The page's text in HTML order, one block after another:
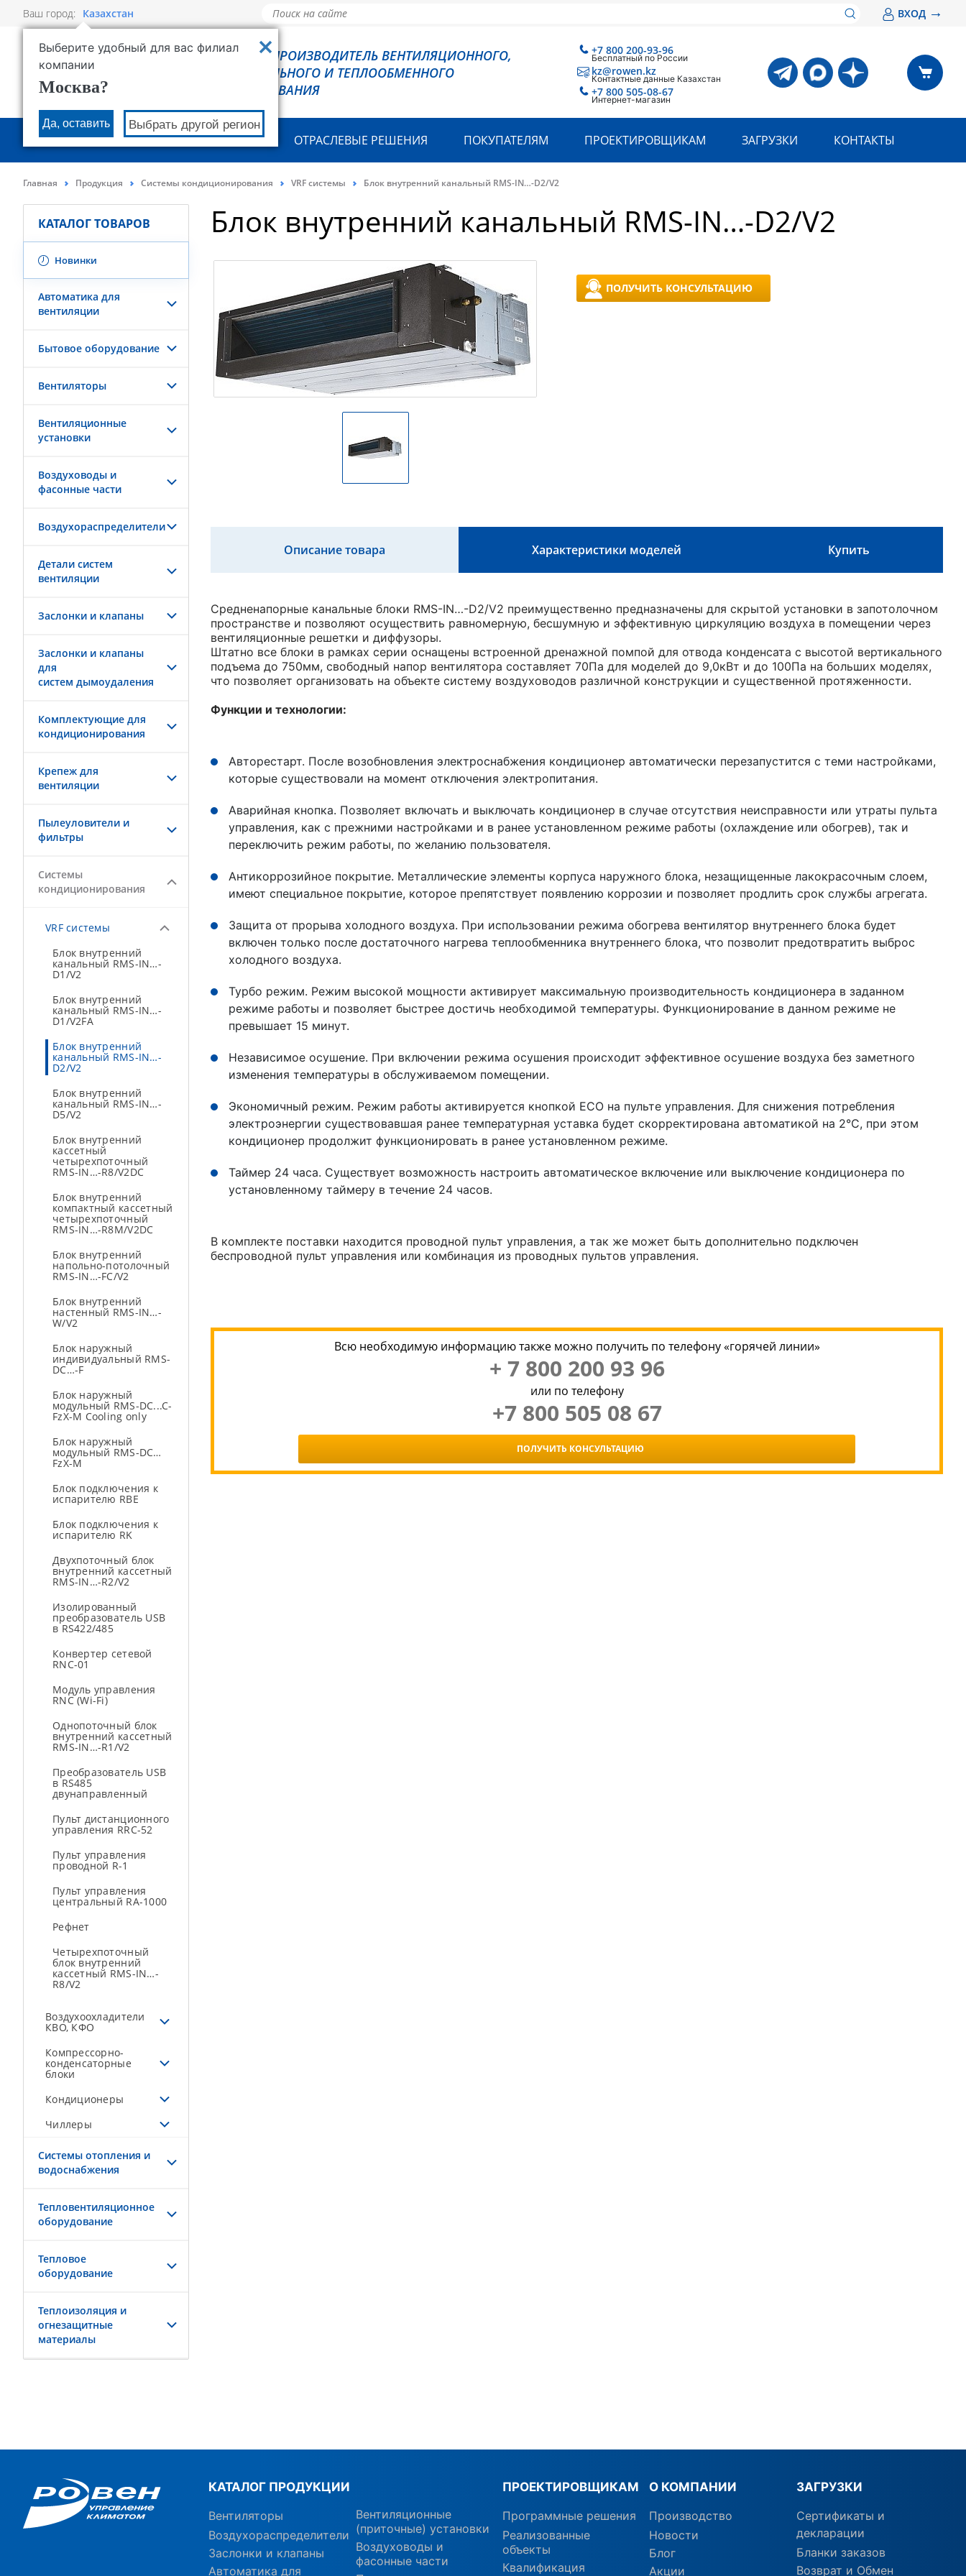
Ваш город: Казахстан
Выберите удобный для вас филиал
компании
Москва?
Да, оставить Выбрать другой регион
ВХОД →
РОВЕН - ПРОИЗВОДИТЕЛЬ ВЕНТИЛЯЦИОННОГО,
ХОЛОДИЛЬНОГО И ТЕПЛООБМЕННОГО
ОБОРУДОВАНИЯ
+7 800 200-93-96
Бесплатный по России
+7 800 505-08-67
Интернет-магазин
kz@rowen.kz
Контактные данные Казахстан
О КОМПАНИИ ПРОДУКЦИЯ ОТРАСЛЕВЫЕ РЕШЕНИЯ ПОКУПАТЕЛЯМ ПРОЕКТИРОВЩИКАМ ЗАГРУЗКИ КОНТАКТЫ
Главная Продукция Системы кондиционирования VRF системы Блок внутренний канальный RMS-IN…-D2/V2
КАТАЛОГ ТОВАРОВ
Новинки
Автоматика для
вентиляции
Бытовое оборудование
Вентиляторы
Вентиляционные
установки
Воздуховоды и
фасонные части
Воздухораспределители
Детали систем
вентиляции
Заслонки и клапаны
Заслонки и клапаны
для
систем дымоудаления
Комплектующие для
кондиционирования
Крепеж для
вентиляции
Пылеуловители и
фильтры
Системы
кондиционирования
VRF системы
Блок внутренний
канальный RMS-IN…-
D1/V2
Блок внутренний
канальный RMS-IN…-
D1/V2FA
Блок внутренний
канальный RMS-IN…-
D2/V2
Блок внутренний
канальный RMS-IN…-
D5/V2
Блок внутренний
кассетный
четырехпоточный
RMS-IN…-R8/V2DC
Блок внутренний
компактный кассетный
четырехпоточный
RMS-IN…-R8М/V2DC
Блок внутренний
напольно-потолочный
RMS-IN…-FC/V2
Блок внутренний
настенный RMS-IN…-
W/V2
Блок наружный
индивидуальный RMS-
DC…-F
Блок наружный
модульный RMS-DC...C-
FzX-M Cooling only
Блок наружный
модульный RMS-DC…
FzX-M
Блок подключения к
испарителю RBE
Блок подключения к
испарителю RK
Двухпоточный блок
внутренний кассетный
RMS-IN…-R2/V2
Изолированный
преобразователь USB
в RS422/485
Конвертер сетевой
RNC-01
Модуль управления
RNC (Wi-Fi)
Однопоточный блок
внутренний кассетный
RMS-IN…-R1/V2
Преобразователь USB
в RS485
двунаправленный
Пульт дистанционного
управления RRC-52
Пульт управления
проводной R-1
Пульт управления
центральный RA-1000
Рефнет
Четырехпоточный
блок внутренний
кассетный RMS-IN…-
R8/V2
Воздухоохладители
КВО, КФО
Компрессорно-
конденсаторные
блоки
Кондиционеры
Чиллеры
Системы отопления и
водоснабжения
Тепловентиляционное
оборудование
Тепловое
оборудование
Теплоизоляция и
огнезащитные
материалы
Блок внутренний канальный RMS-IN…-D2/V2
ПОЛУЧИТЬ КОНСУЛЬТАЦИЮ
Описание товара Характеристики моделей Купить
Средненапорные канальные блоки RMS-IN…-D2/V2 преимущественно предназначены для скрытой установки в запотолочном
пространстве и позволяют осуществить равномерную, бесшумную и эффективную циркуляцию воздуха в помещении через
вентиляционные решетки и диффузоры.
Штатно все блоки в рамках серии оснащены встроенной дренажной помпой для отвода конденсата с высотой вертикального
подъема до 750мм, свободный напор вентилятора составляет 70Па для моделей до 9,0кВт и до 100Па на больших моделях,
что позволяет организовать на объекте систему воздуховодов различной конструкции и существенной протяженности.
Функции и технологии:
Авторестарт. После возобновления электроснабжения кондиционер автоматически перезапустится с теми настройками,
которые существовали на момент отключения электропитания.
Аварийная кнопка. Позволяет включать и выключать кондиционер в случае отсутствия неисправности или утраты пульта
управления, как с прежними настройками и в ранее установленном режиме работы (охлаждение или обогрев), так и
переключить режим работы, по желанию пользователя.
Антикоррозийное покрытие. Металлические элементы корпуса наружного блока, незащищенные лакокрасочным слоем,
имеют специальное покрытие, которое препятствует появлению коррозии и позволяет продлить срок службы агрегата.
Защита от прорыва холодного воздуха. При использовании режима обогрева вентилятор внутреннего блока будет
включен только после достаточного нагрева теплообменника внутреннего блока, что позволит предотвратить выброс
холодного воздуха.
Турбо режим. Режим высокой мощности активирует максимальную производительность кондиционера в заданном
режиме работы и позволяет быстрее достичь необходимой температуры. Функционирование в данном режиме не
превышает 15 минут.
Независимое осушение. При включении режима осушения происходит эффективное осушение воздуха без заметного
изменения температуры в обслуживаемом помещении.
Экономичный режим. Режим работы активируется кнопкой ECO на пульте управления. Для снижения потребления
электроэнергии существовавшая ранее температурная уставка будет скорректирована автоматикой на 2°C, при этом
кондиционер продолжит функционировать в ранее установленном режиме.
Таймер 24 часа. Существует возможность настроить автоматическое включение или выключение кондиционера по
установленному таймеру в течение 24 часов.
В комплекте поставки находится проводной пульт управления, а так же может быть дополнительно подключен
беспроводной пульт управления или комбинация из проводных пультов управления.
Всю необходимую информацию также можно получить по телефону «горячей линии»
+ 7 800 200 93 96
или по телефону
+7 800 505 08 67
ПОЛУЧИТЬ КОНСУЛЬТАЦИЮ
КАТАЛОГ ПРОДУКЦИИ
Вентиляторы
Воздухораспределители
Заслонки и клапаны
Автоматика для
Вентиляционные
(приточные) установки
Воздуховоды и
фасонные части
ПРОЕКТИРОВЩИКАМ
Программные решения
Реализованные
объекты
Квалификация
О КОМПАНИИ
Производство
Новости
Блог
Акции
ЗАГРУЗКИ
Сертификаты и
декларации
Бланки заказов
Возврат и Обмен